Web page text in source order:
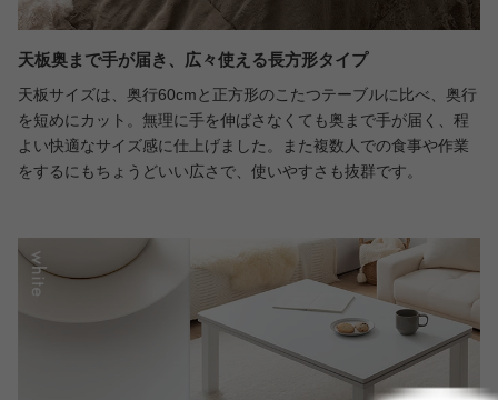
天板奥まで手が届き、広々使える長方形タイプ
天板サイズは、奥行60cmと正方形のこたつテーブルに比べ、奥行
を短めにカット。無理に手を伸ばさなくても奥まで手が届く、程
よい快適なサイズ感に仕上げました。また複数人での食事や作業
をするにもちょうどいい広さで、使いやすさも抜群です。